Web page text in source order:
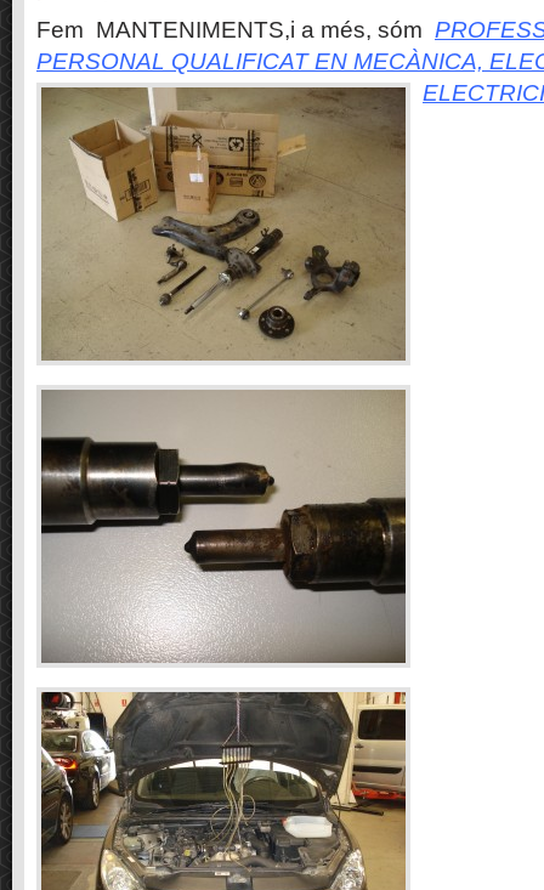
Fem MANTENIMENTS,i a més, sóm
PERSONAL QUALIFICAT EN MECÀNICA,